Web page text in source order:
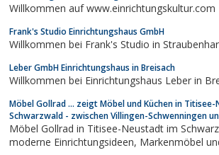
Willkommen auf www.einrichtungskultur.com
Frank's Studio Einrichtungshaus GmbH
Willkommen bei Frank's Studio in
Leber GmbH Einrichtungshaus in Breisach
Willkommen bei Einrichtungshaus Leber in
Möbel Gollrad ... zeigt Möbel und Küchen in
Schwarzwald - zwischen Villingen-Schwenningen
Möbel Gollrad in Titisee-Neustadt im
moderne Einrichtungsideen,